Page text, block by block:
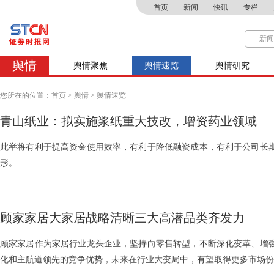
首页 新闻 快讯 专栏
舆情 舆情聚焦 舆情速览 舆情研究
您所在的位置： 首页 > 舆情 > 舆情速览
青山纸业：拟实施浆纸重大技改，增资药业领域
此举将有利于提高资金使用效率，有利于降低融资成本，有利于公司
形。
顾家家居大家居战略清晰三大高潜品类齐发力
顾家家居作为家居行业龙头企业，坚持向零售转型，不断深化变革、
化和主航道领先的竞争优势，未来在行业大变局中，有望取得更多市场